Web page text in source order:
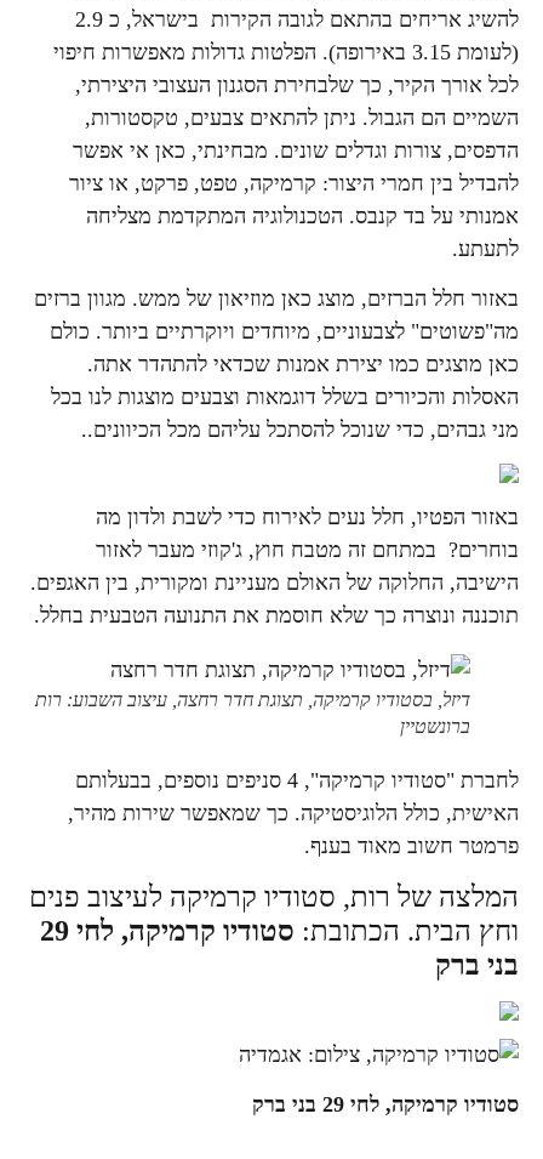
להשיג אריחים בהתאם לגובה הקירות בישראל, כ 2.9
(לעומת 3.15 באירופה). הפלטות גדולות מאפשרות חיפוי
לכל אורך הקיר, כך שלבחירת הסגנון העצובי היצירתי,
השמיים הם הגבול. ניתן להתאים צבעים, טקסטורות,
הדפסים, צורות וגדלים שונים. מבחינתי, כאן אי אפשר
להבדיל בין חמרי היצור: קרמיקה, טפט, פרקט, או ציור
אמנותי על בד קנבס. הטכנולוגיה המתקדמת מצליחה
לתעתע.
באזור חלל הברזים, מוצג כאן מוזיאון של ממש. מגוון ברזים
מה"פשוטים" לצבעוניים, מיוחדים ויוקרתיים ביותר. כולם
כאן מוצגים כמו יצירת אמנות שכדאי להתהדר אתה.
האסלות והכיורים בשלל דוגמאות וצבעים מוצגות לנו בכל
מני גבהים, כדי שנוכל להסתכל עליהם מכל הכיוונים..
באזור הפטיו, חלל נעים לאירוח כדי לשבת ולדון מה
בוחרים? במתחם זה מטבח חוץ, ג'קוזי מעבר לאזור
הישיבה, החלוקה של האולם מעניינת ומקורית, בין האגפים.
תוכננה ונוצרה כך שלא חוסמת את התנועה הטבעית בחלל.
דיזל, בסטודיו קרמיקה, תצוגת חדר רחצה, עיצוב השבוע: רות
ברונשטיין
לחברת "סטודיו קרמיקה", 4 סניפים נוספים, בבעלותם
האישית, כולל הלוגיסטיקה. כך שמאפשר שירות מהיר,
פרמטר חשוב מאוד בענף.
המלצה של רות, סטודיו קרמיקה לעיצוב פנים
וחץ הבית. הכתובת:
סטודיו קרמיקה, לחי 29
בני ברק
סטודיו קרמיקה, לחי 29 בני ברק